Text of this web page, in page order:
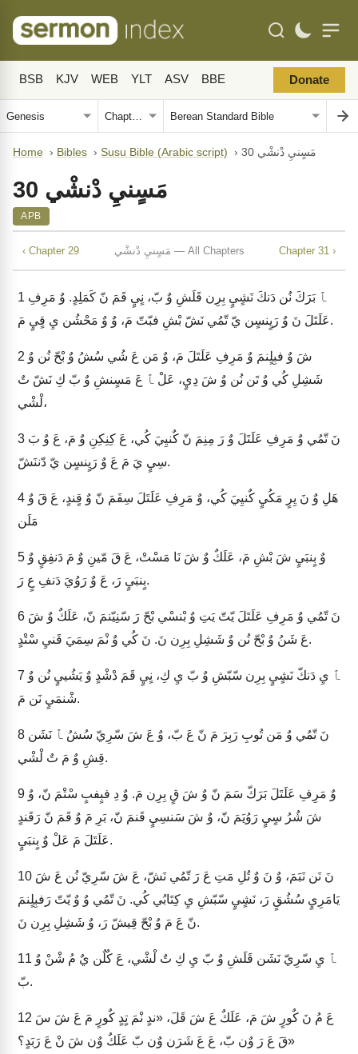
BSB KJV WEB YLT ASV BBE Donate
Home › Bibles › Susu Bible (Arabic script) › مَسٍنيِ دْنشْي 30
مَسٍنيِ دْنشْي 30
APB
‹ Chapter 29 مَسٍنيِ دْنشْي — All Chapters Chapter 31 ›
1
عَلَتَلَ نَ وٌ رَيٍنسٍن يّ تّمُي نَشّ بْشِ فبّتّ مَ، وٌ وٌ مَحْشُن يِ قٍيٍ مَ.
2
شَشِلِ كُي وٌ تَن نُن وٌ شَ دِيٍ، عَلْ ﭑ عَ مَسٍنشِ وٌ بّ كِ نَشّ تٌ
لْشْي،
3
سِيٍ يَ مَ عَ وٌ رَيٍنسٍن يّ دّننَشّ.
4
مَلَن
5
بٍنبَيٍ رَ، عَ وٌ رَوُيَ دَنفِ عٍ رَ.
6
عَ شَنُ وٌ بْحّ نُن وٌ شَشِلِ بِرِن نَ. نَ كُي وٌ نْمَ سِمَيَ قَنيِ سْتْدٍ.
7
شْنمَيٍ نَن مَ.
8
قِشِ وٌ مَ تٌ لْشْي.
9
شَ شُرُ سٍيٍ رَوُيَمَ نّ، وٌ شَ سَنسِيٍ قَنمَ نّ، بَرِ مَ وٌ قَمَ نّ رَقَندٍ
عَلَتَلَ مَ عَلْ وٌ بٍنبَيٍ.
10
يَامَرِيٍ سُشُقٍ رَ، نَشٍيٍ سّبّشِ يِ كِتَابُي كُي. نَ تّمُي وٌ وٌ يّتّ رَفبِلٍنمَ
نّ عَ مَ وٌ بْحّ قِيشّ رَ، وٌ شَشِلِ بِرِن نَ.
11
بّ.
12
قَ عَ رَ وٌن بّ، عَ عَ شَرَن وٌن بّ عَلَكٌ وٌن شَ نْ عَ رَبَدٍ؟»